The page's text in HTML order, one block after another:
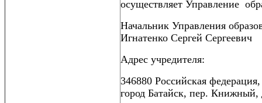
осуществляет Управление
Начальник Управления
Игнатенко Сергей Сергеевич
Адрес учредителя:
346880 Российская
город Батайск, пер.